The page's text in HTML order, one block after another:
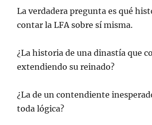
La verdadera pregunta es qué
contar la LFA sobre sí misma.
¿La historia de una dinastía que
extendiendo su reinado?
¿La de un contendiente
toda lógica?